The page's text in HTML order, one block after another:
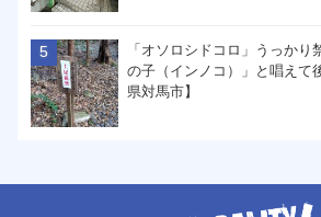
「オソロシドコロ」うっかり
の子（インノコ）」と唱えて
県対馬市】